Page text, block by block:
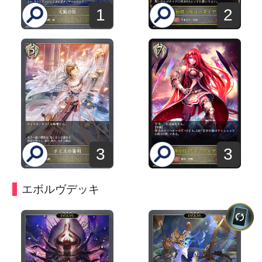
1 2
3 3
エボルヴデッキ